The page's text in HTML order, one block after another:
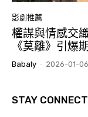
影劇推薦
權謀與情感交
《莫離》引爆
Babaly - 2026-01-06
STAY